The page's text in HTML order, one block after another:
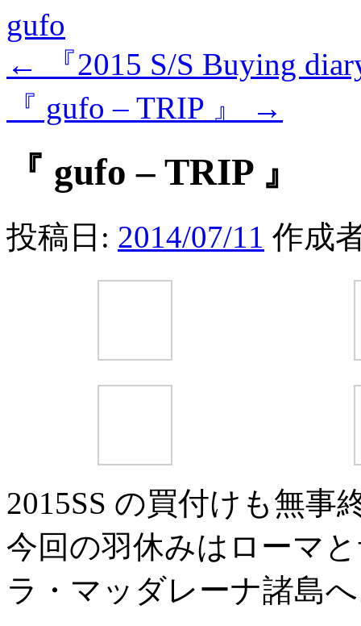
gufo
←
『2015 S/S Buying
『 gufo – TRIP 』
→
『 gufo – TRIP 』
投稿日: 2014/07/11 作成
2015SS の買付けも無事
今回の羽休みはローマ
ラ・マッダレーナ諸島